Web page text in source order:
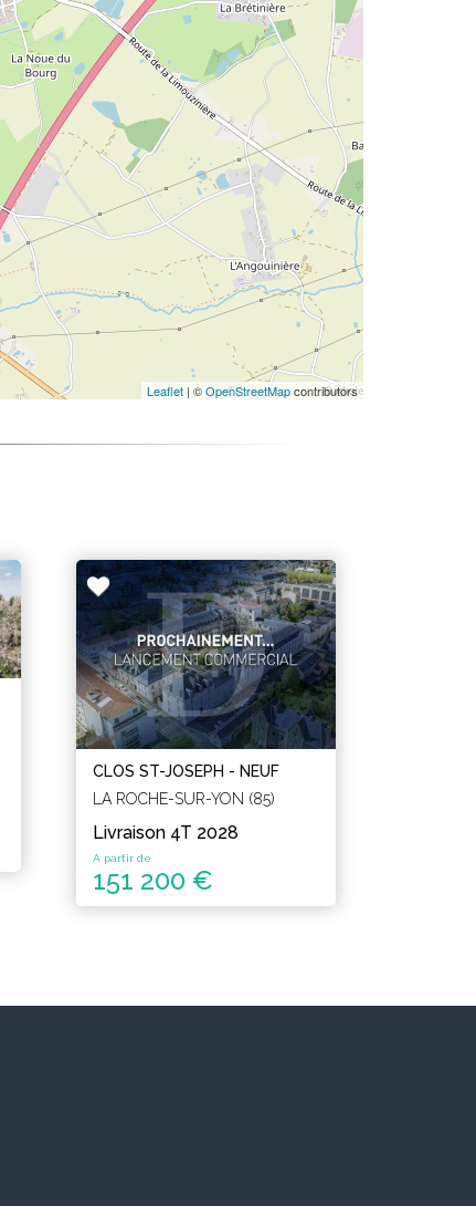
Leaflet | ©OpenStreetMapcontributors
CLOS ST-JOSEPH - NEUF
LA ROCHE-SUR-YON (85)
Livraison 4T 2028
A partir de
151 200 €